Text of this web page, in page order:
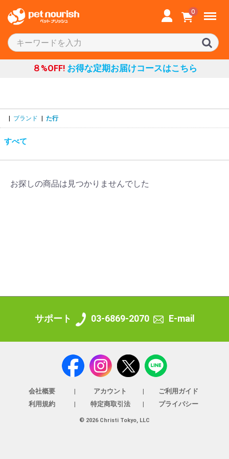
0 Menu
８%OFF!お得な定期お届けコースはこちら
ブランド た行
すべて
お探しの商品は見つかりませんでした
サポート 03-6869-2070 E-mail
会社概要 アカウント
ご利用ガイド
利用規約
特定商取引法 プライバシー
© 2026 Christi Tokyo, LLC